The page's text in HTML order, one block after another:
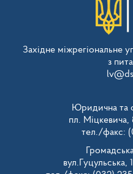
Західне міжрегіональне
з
Юридична та
пл.
тел./факс:
вул.Гуцульська,